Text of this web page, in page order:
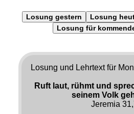
Losung gestern Losung
Losung für
Losung und Lehrtext für
Ruft laut, rühmt und
seinem Volk
Jeremia